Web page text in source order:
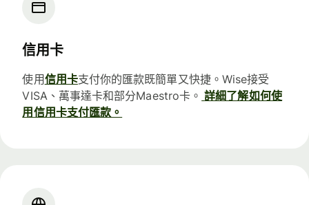
信用卡
使用信用卡支付你的匯款既簡單又快捷。Wise接受
VISA、萬事達卡和部分Maestro卡。 詳細了解如何使
用信用卡支付匯款。